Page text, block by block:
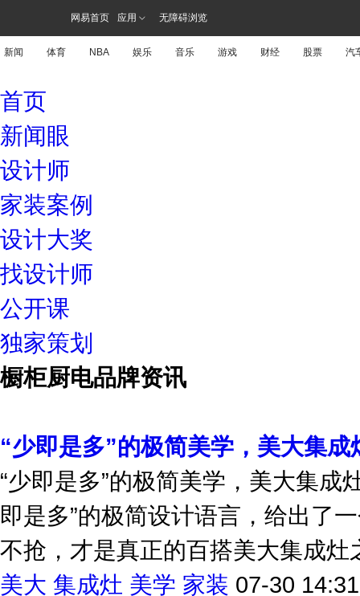
网易首页 应用 无障碍浏览
新闻 体育 NBA 娱乐 音乐 游戏 财经 股票 汽
首页
新闻眼
设计师
家装案例
设计大奖
找设计师
公开课
独家策划
橱柜厨电品牌资讯
“少即是多”的极简美学，美大集
“少即是多”的极简美学，美大集成
即是多”的极简设计语言，给出了
不抢，才是真正的百搭美大集成灶
美大 集成灶 美学 家装 07-30 14:31